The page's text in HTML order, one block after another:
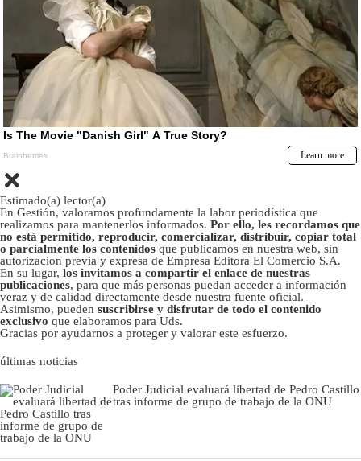
Estimado(a) lector(a)
En Gestión, valoramos profundamente la labor periodística que
realizamos para mantenerlos informados. Por ello, les recordamos que
no está permitido, reproducir, comercializar, distribuir, copiar total
o parcialmente los contenidos que publicamos en nuestra web, sin
autorizacion previa y expresa de Empresa Editora El Comercio S.A.
En su lugar, los invitamos a compartir el enlace de nuestras
publicaciones, para que más personas puedan acceder a información
veraz y de calidad directamente desde nuestra fuente oficial.
Asimismo, pueden suscribirse y disfrutar de todo el contenido
exclusivo que elaboramos para Uds.
Gracias por ayudarnos a proteger y valorar este esfuerzo.
últimas noticias
Poder Judicial evaluará libertad de Pedro Castillo
tras informe de grupo de trabajo de la ONU